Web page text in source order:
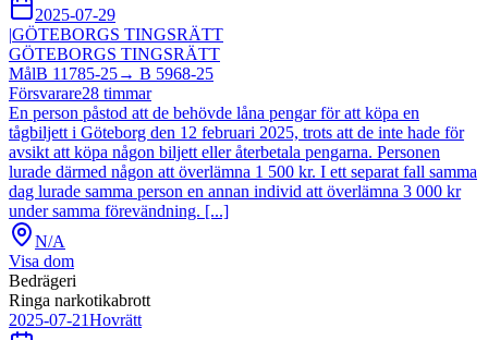
2025-07-29
|GÖTEBORGS TINGSRÄTT
GÖTEBORGS TINGSRÄTT
MålB 11785-25→ B 5968-25
Försvarare28 timmar
En person påstod att de behövde låna pengar för att köpa en
tågbiljett i Göteborg den 12 februari 2025, trots att de inte hade för
avsikt att köpa någon biljett eller återbetala pengarna. Personen
lurade därmed någon att överlämna 1 500 kr. I ett separat fall samma
dag lurade samma person en annan individ att överlämna 3 000 kr
under samma förevändning. [...]
N/A
Visa dom
Bedrägeri
Ringa narkotikabrott
2025-07-21Hovrätt